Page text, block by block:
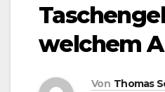
welchem
Von Thomas